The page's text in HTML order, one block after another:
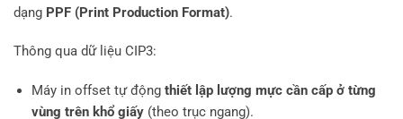
dạng PPF (Print Production Format).
Thông qua dữ liệu CIP3:
Máy in offset tự động thiết lập lượng mực cần cấp ở từng
vùng trên khổ giấy(theo trục ngang).